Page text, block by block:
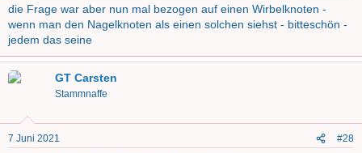
nehme den verbesserten Clinch Knoten und viel Spucke und binde
damit auch dicke Schnüre. Da sollte man nur mit der Länge der
Schnur nicht ganz so sparsam sein, wickelt sich leichter.
die Frage war aber nun mal bezogen auf einen Wirbelknoten -
wenn man den Nagelknoten als einen solchen siehst - bitteschön -
jedem das seine
GT Carsten
Stammnaffe
7 Juni 2021 #28